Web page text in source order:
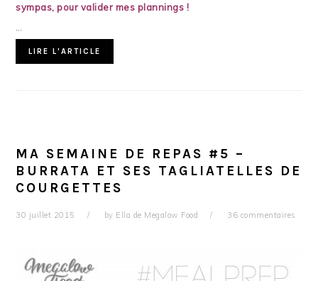
sympas, pour valider mes plannings !
LIRE L'ARTICLE
MA SEMAINE DE REPAS #5 –
BURRATA ET SES TAGLIATELLES DE
COURGETTES
30 juillet 2015 by Ella de Megalow Food 36 commentaires